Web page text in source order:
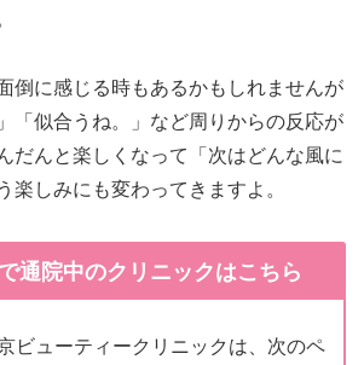
倒に感じる時もあるかもしれませんが
「似合うね。」など周りからの反応が
だんと楽しくなって「次はどんな風に
楽しみにも変わってきますよ。
通院中のクリニックはこちら
ビューティークリニックは、次のペ